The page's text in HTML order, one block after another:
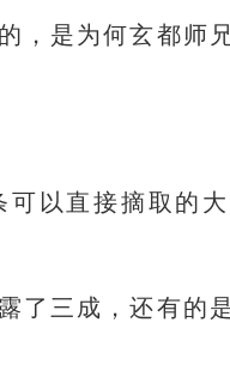
，是为何玄都师
以直接摘取的
了三成，还有的